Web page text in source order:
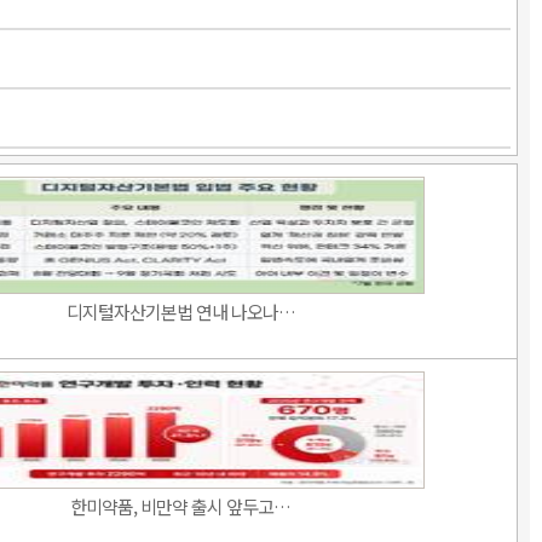
디지털자산기본법 연내 나오나…
한미약품, 비만약 출시 앞두고…